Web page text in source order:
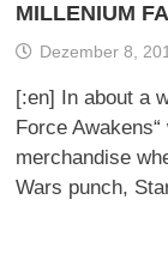
MILLENIUM
Dezember 8,
[:en] In about a
Force
merchandise
Wars punch,